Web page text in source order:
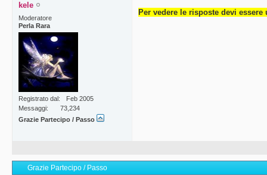
kele
Moderatore
Perla Rara
Registrato dal
Feb 2005
Messaggi
73,234
Grazie Partecipo / Passo
Per vedere le risposte devi
Grazie Partecipo / Passo